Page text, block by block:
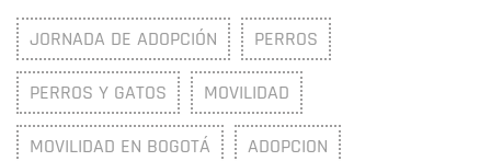
JORNADA DE ADOPCIÓN PERROS
PERROS Y GATOS MOVILIDAD
MOVILIDAD EN BOGOTÁ ADOPCION